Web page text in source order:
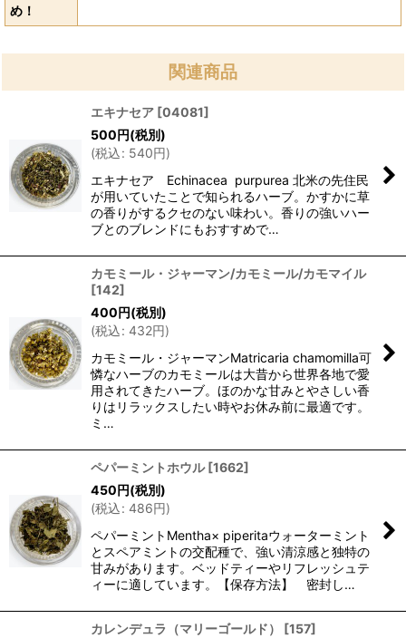
め！
関連商品
エキナセア [04081]
500円(税別)
(税込: 540円)
エキナセア Echinacea purpurea 北米の先住民
が用いていたことで知られるハーブ。かすかに草
の香りがするクセのない味わい。香りの強いハー
ブとのブレンドにもおすすめで…
カモミール・ジャーマン/カモミール/カモマイル
[142]
400円(税別)
(税込: 432円)
カモミール・ジャーマンMatricaria chamomilla可
憐なハーブのカモミールは大昔から世界各地で愛
用されてきたハーブ。ほのかな甘みとやさしい香
りはリラックスしたい時やお休み前に最適です。
ミ…
ペパーミントホウル [1662]
450円(税別)
(税込: 486円)
ペパーミントMentha× piperitaウォーターミント
とスペアミントの交配種で、強い清涼感と独特の
甘みがあります。ベッドティーやリフレッシュテ
ィーに適しています。【保存方法】 密封し…
カレンデュラ（マリーゴールド） [157]